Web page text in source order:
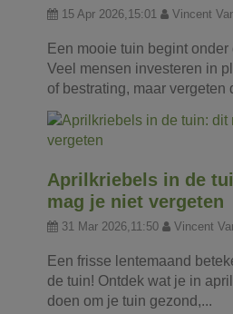
15 Apr 2026,15:01 Vincent
Een mooie tuin begint onder
Veel mensen investeren in
of bestrating, maar vergeten
Aprilkriebels in de
mag je niet vergeten
31 Mar 2026,11:50 Vincent
Een frisse lentemaand
de tuin! Ontdek wat je in
doen om je tuin gezond,...